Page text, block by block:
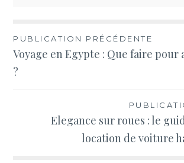
Navigation
de
PUBLICATION PRÉCÉDENTE
Voyage en Egypte : Que faire pour
?
Elegance sur roues : le
location de voiture